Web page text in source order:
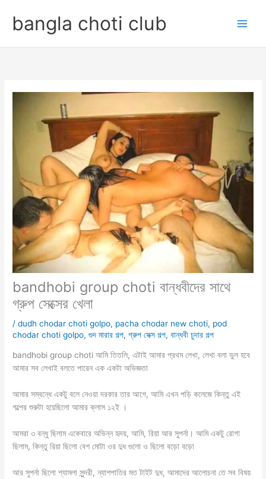
contentbangla choti club
bandhobi group choti বান্ধবীদের সাথে
গ্রুপ সেক্সের খেলা
/dudh chodar choti golpo, pacha chodar new choti, pod
chodar choti golpo,গুদ মারার গল্প,গ্রুপ সেক্স গল্প,বান্ধবী চুদার গল্প
bandhobi group choti আমি তিতলি, এটাই আমার প্রথম লেখা, লেখা বলা ভুল হবে
আমার সব লেখাই বলতে পারেন এক একটা অভিজ্ঞতা
আমার সম্বন্ধে একটু বলে নেওয়া দরকার তার আগে, আমি এখন পড়ি কলেজে কিন্তু এই
গল্পের শুরুটা হয়েছিলো আমার ক্লাস ১২ই ।
আমরা ৩ বন্ধু ছিলাম একেবারে অভিন্ন হৃদয়, আমি, রিয়া আর সুপর্না। আমি একটু রোগা
ছিলাম, কিন্তু রিয়া ছিলো বেশ মোটা ওর দুধ গুলো ও ছিলো বড়ো বড়ো
আর সুপর্না ছিলো শ্যামলা সুন্দরী, ন্যাশপাতির মত টাইট দুধ, আমাদের আলোচনা তে সব বিষয়